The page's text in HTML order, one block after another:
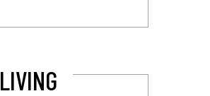
LIVING